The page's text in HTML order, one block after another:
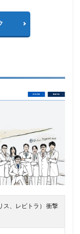
ス、レビトラ） 衝撃